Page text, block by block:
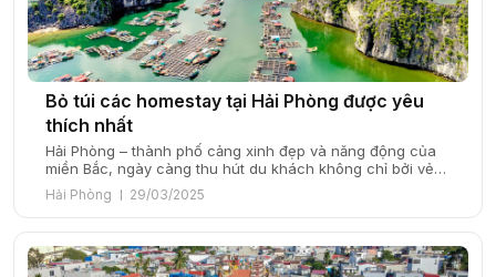
Bỏ túi các homestay tại Hải Phòng được yêu
thích nhất
Hải Phòng – thành phố cảng xinh đẹp và năng động của
miền Bắc, ngày càng thu hút du khách không chỉ bởi vẻ
đẹp thiên nhiên mà còn bởi những homestay độc đáo,
thân thiện. Để mang đến cho bạn một chuyến du lịch
thoải mái và đáng nhớ, SmartTravel đã tổng hợp danh […]
Hải Phòng 29/03/2025